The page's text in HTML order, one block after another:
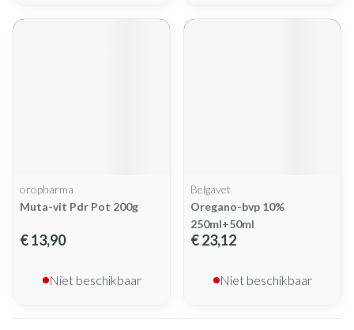
oropharma
Muta-vit Pdr Pot 200g
€ 13,90
Niet beschikbaar
Belgavet
Oregano-bvp 10%
250ml+50ml
€ 23,12
Niet beschikbaar